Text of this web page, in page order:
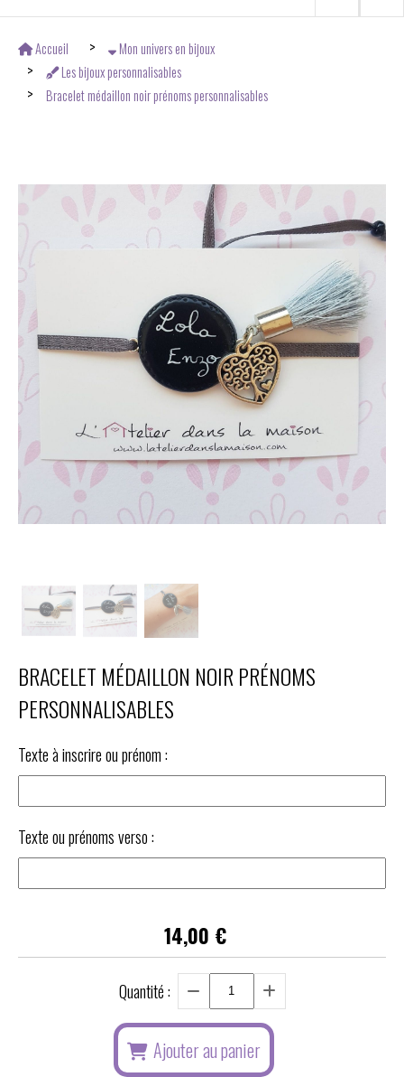
Accueil
Mon univers en bijoux
Les bijoux personnalisables
Bracelet médaillon noir prénoms personnalisables
BRACELET MÉDAILLON NOIR PRÉNOMS
PERSONNALISABLES
Texte à inscrire ou prénom :
Texte ou prénoms verso :
14,00 €
Quantité :
Ajouter au panier